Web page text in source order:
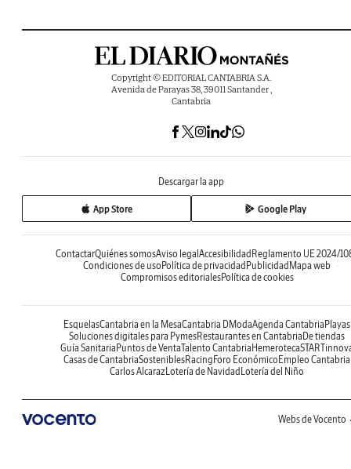
Copyright © EDITORIAL CANTABRIA S.A.
Avenida de Parayas 38, 39011 Santander ,
Cantabria
Descargar la app
App Store Google Play
ContactarQuiénes somosAviso legal Accesibilidad Reglamento UE 2024/
Condiciones de uso Política de privacidad Publicidad Mapa web
Compromisos editorialesPolítica de cookies
EsquelasCantabria en la MesaCantabria DModaAgenda Cantabria Playas
Soluciones digitales para PymesRestaurantes en Cantabria De tiendas
Guía Sanitaria Puntos de VentaTalento Cantabria Hemeroteca
Casas de CantabriaSosteniblesRacing Foro Económico Empleo Cantabria
Carlos AlcarazLotería de Navidad Lotería del Niño
Webs de Vocento